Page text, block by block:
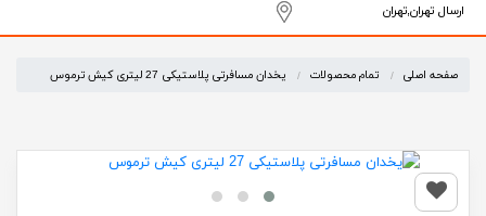
ارسال تهران,تهران
صفحه اصلی تمام محصولات یخدان مسافرتی پلاستیکی 27 لیتری کیش ترموس